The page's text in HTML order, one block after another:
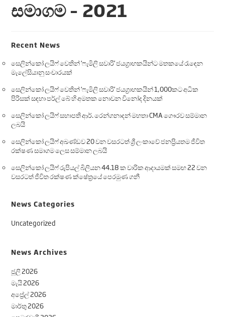
සමාගම – 2021
Recent News
සෙලින්කෝ ලයිෆ් වෙතින් ‘ෆැමිලි සවාරි’ ජයග්‍රාහකයින්ට මතකයේ රැඳෙන
මැලේසියානු සංචාරයක්
සෙලින්කෝ ලයිෆ් වෙතින් ‘ෆැමිලි සවාරි’ ජයග්‍රාහකයින් 1,000කට අධික
පිරිසක් සඳහා පර්ල් බේ හි අමතක නොවන විනෝද දිනයක්
සෙලින්කෝ ලයිෆ් සභාපති ආර්. රෙන්ගනාදන් මහතා CMA ගෞරව සම්මාන
ලබයි
සෙලින්කෝ ලයිෆ් අඛණ්ඩව 20 වන වසරටත් ශ්‍රී ලංකාවේ ජනප්‍රියතම ජීවිත
රක්ෂණ සමාගම ලෙස සම්මාන ලබයි
සෙලින්කෝ ලයිෆ් රුපියල් බිලියන 44.18 ක වාරික ආදායමක් සමඟ 22 වන
වසරටත් ජීවිත රක්ෂණ ක්ෂේත්‍රයේ පෙරමුණ ගනී
News Categories
Uncategorized
News Archives
ජූලි 2026
මැයි 2026
අප්‍රේල් 2026
මාර්තු 2026